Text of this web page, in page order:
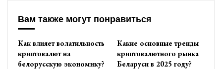
Вам также могут понравиться
Как влияет волатильность
криптовалют на
белорусскую экономику?
Какие основные тренды
криптовалютного рынка
Беларуси в 2025 году?